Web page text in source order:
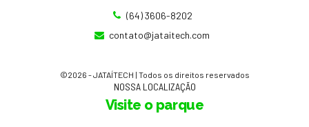
(64) 3606-8202
contato@jataitech.com
©2026 - JATAÍTECH | Todos os direitos reservados
NOSSA LOCALIZAÇÃO
Visite o parque